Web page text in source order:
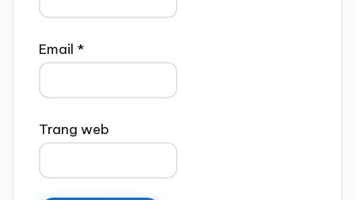
Email *
Trang web